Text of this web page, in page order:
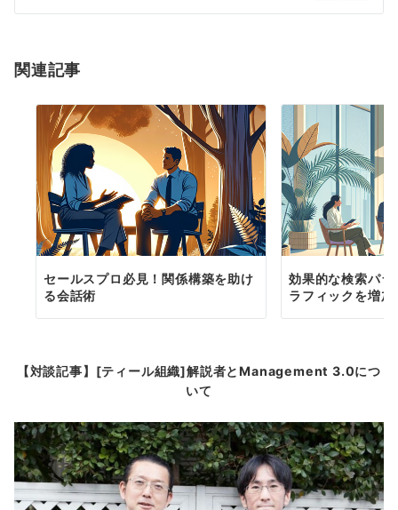
シ
ン
関連記事
セールスプロ必見！関係構築を助け
る会話術
効果的な検索パ
ラフィックを増加
【対談記事】[ティール組織]解説者とManagement 3.0につ
いて